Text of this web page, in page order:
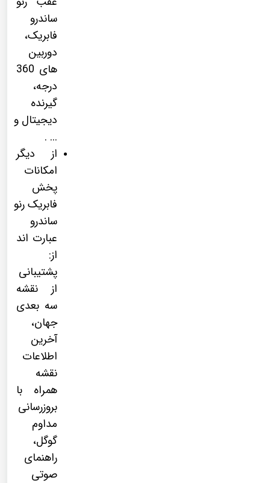
ساندرو
فابریک،
دوربین
های 360
درجه،
گیرنده
دیجیتال و
... .
از دیگر
امکانات
پخش
فابریک رنو
ساندرو
عبارت اند
از:
پشتیبانی
از نقشه
سه بعدی
جهان،
آخرین
اطلاعات
نقشه
همراه با
بروزرسانی
مداوم
گوگل،
راهنمای
صوتی